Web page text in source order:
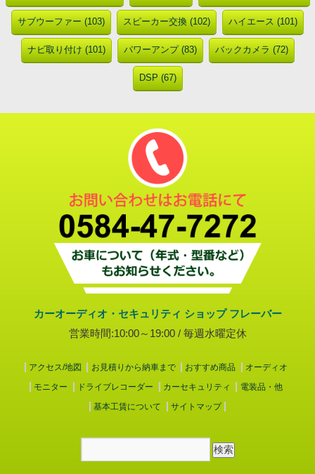
サブウーファー (103) スピーカー交換 (102) ハイエース (101)
ナビ取り付け (101) パワーアンプ (83) バックカメラ (72)
DSP (67)
カーオーディオ・セキュリティ ショップ フレーバー
営業時間:10:00～19:00 / 毎週水曜定休
アクセス/地図 お見積りから納車まで おすすめ商品
オーディオ
モニター
ドライブレコーダー カーセキュリティ
電装品・他
基本工賃について
サイトマップ